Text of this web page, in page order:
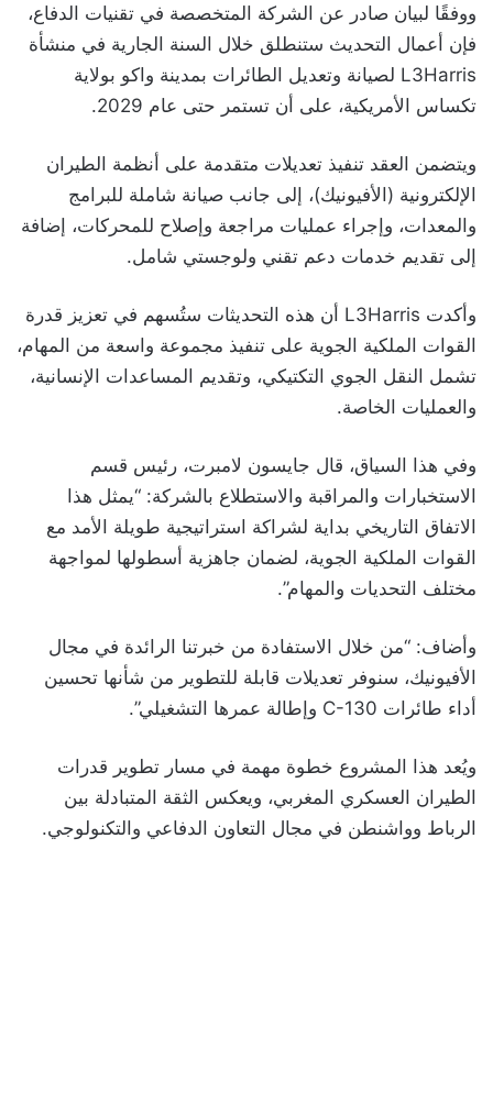
ووفقًا لبيان صادر عن الشركة المتخصصة في تقنيات الدفاع،
فإن أعمال التحديث ستنطلق خلال السنة الجارية في منشأة
L3Harris لصيانة وتعديل الطائرات بمدينة واكو بولاية
تكساس الأمريكية، على أن تستمر حتى عام 2029.
ويتضمن العقد تنفيذ تعديلات متقدمة على أنظمة الطيران
الإلكترونية (الأفيونيك)، إلى جانب صيانة شاملة للبرامج
والمعدات، وإجراء عمليات مراجعة وإصلاح للمحركات، إضافة
إلى تقديم خدمات دعم تقني ولوجستي شامل.
وأكدت L3Harris أن هذه التحديثات ستُسهم في تعزيز قدرة
القوات الملكية الجوية على تنفيذ مجموعة واسعة من المهام،
تشمل النقل الجوي التكتيكي، وتقديم المساعدات الإنسانية،
والعمليات الخاصة.
وفي هذا السياق، قال جايسون لامبرت، رئيس قسم
الاستخبارات والمراقبة والاستطلاع بالشركة: “يمثل هذا
الاتفاق التاريخي بداية لشراكة استراتيجية طويلة الأمد مع
القوات الملكية الجوية، لضمان جاهزية أسطولها لمواجهة
مختلف التحديات والمهام”.
وأضاف: “من خلال الاستفادة من خبرتنا الرائدة في مجال
الأفيونيك، سنوفر تعديلات قابلة للتطوير من شأنها تحسين
أداء طائرات C-130 وإطالة عمرها التشغيلي”.
ويُعد هذا المشروع خطوة مهمة في مسار تطوير قدرات
الطيران العسكري المغربي، ويعكس الثقة المتبادلة بين
الرباط وواشنطن في مجال التعاون الدفاعي والتكنولوجي.